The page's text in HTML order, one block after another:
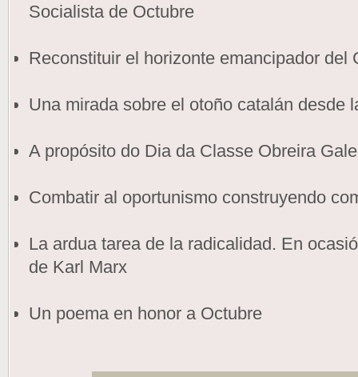
Socialista de Octubre
Reconstituir el horizonte emancipador del
Una mirada sobre el otoño catalán desde
A propósito do Dia da Classe Obreira
Combatir al oportunismo construyendo
La ardua tarea de la radicalidad. En
de Karl Marx
Un poema en honor a Octubre